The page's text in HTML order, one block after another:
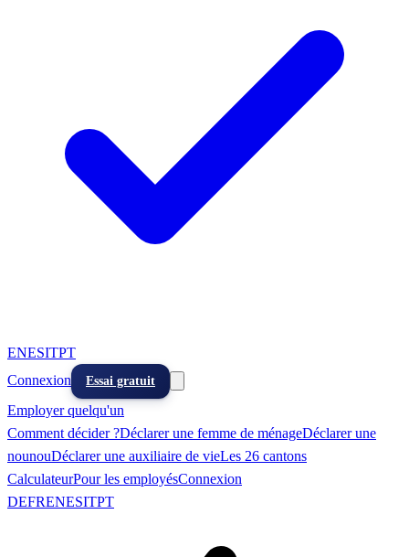
ENESITPT
Connexion
Essai gratuit
Employer quelqu'un
Comment décider ?Déclarer une femme de ménageDéclarer une
nounouDéclarer une auxiliaire de vieLes 26 cantons
CalculateurPour les employésConnexion
DEFRENESITPT